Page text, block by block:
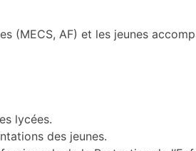
(MECS, AF) et les jeunes
lycées.
des jeunes.